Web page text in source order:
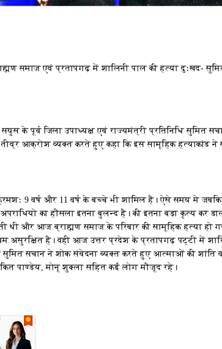
समाज एवं प्रतापगढ़ में शालिनी पाल की हत्या दुःखद-
सयुस के पूर्व जिला उपाध्यक्ष एवं राज्यमंत्री प्रतिनिधि सुमित
तीव्र आक्रोश व्यक्त करते हुए कहा कि इस सामूहिक हत्याकांड
9 वर्ष और 11 वर्ष के बच्चे भी शामिल है। ऐसे समय मे
का हौसला इतना बुलन्द है। की इतना बड़ा कृत्य कर
थी और आज ब्राह्मण समाज के परिबार की सामूहिक हत्या हो
असुरक्षित है। वही आज उत्तर प्रदेश के प्रतापगढ़ पट्टी में
सुमित सचान ने शोक संवेदना व्यक्त करते हुए आत्माओं की शांति
पाण्डेय, मोनू शुक्ला सहित कई लोग मौजूद रहे।